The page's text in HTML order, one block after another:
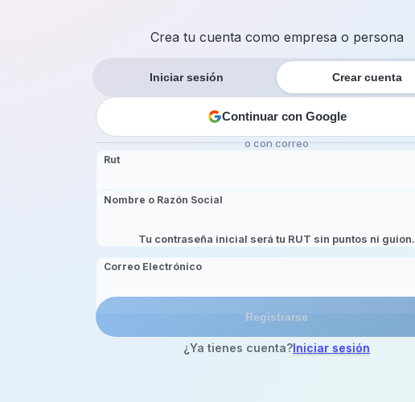
Crea tu cuenta como empresa o persona
Iniciar sesión Crear cuenta
Continuar con Google
o con correo
Rut
Nombre o Razón Social
Tu contraseña inicial será tu RUT sin puntos ni guion.
Correo Electrónico
Registrarse
¿Ya tienes cuenta?Iniciar sesión